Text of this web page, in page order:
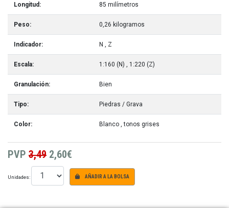
Longitud: 85 milímetros
Peso: 0,26 kilogramos
Indicador: N , Z
Escala: 1:160 (N) , 1:220 (Z)
Granulación: Bien
Tipo: Piedras / Grava
Color: Blanco , tonos grises
PVP 3,49 2,60€
Unidades: AÑADIR A LA BOLSA